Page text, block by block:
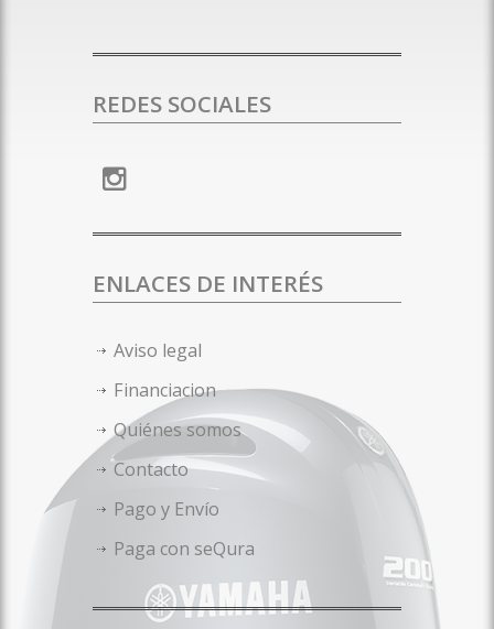
REDES SOCIALES
ENLACES DE INTERÉS
Aviso legal
Financiacion
Quiénes somos
Contacto
Pago y Envío
Paga con seQura